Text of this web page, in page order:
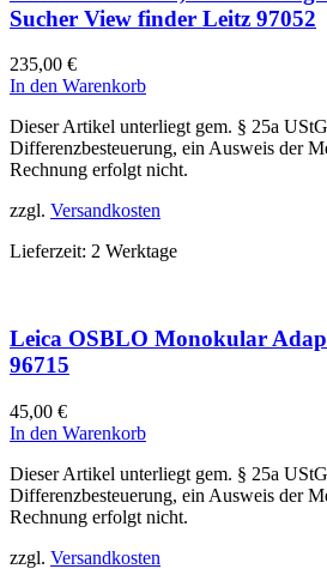
Sucher View finder Leitz 97052
235,00 €
In den Warenkorb
Dieser Artikel unterliegt gem. § 25a
Differenzbesteuerung, ein Ausweis der
Rechnung erfolgt nicht.
zzgl. Versandkosten
Lieferzeit: 2 Werktage
Leica OSBLO Monokular
96715
45,00 €
In den Warenkorb
Dieser Artikel unterliegt gem. § 25a
Differenzbesteuerung, ein Ausweis der
Rechnung erfolgt nicht.
zzgl. Versandkosten